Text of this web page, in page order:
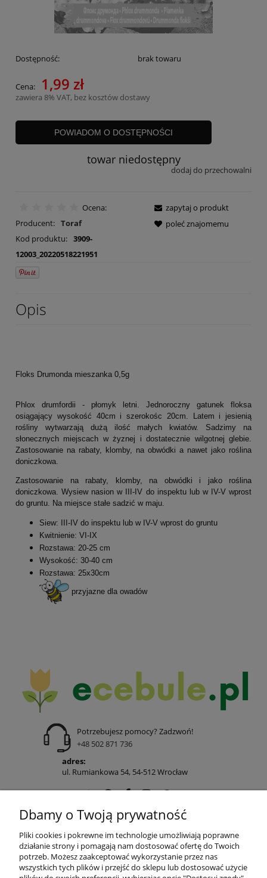
Dostępność: brak towaru
Cena: 1,99 zł
zawiera 8% VAT, bez kosztów dostawy
POWIADOM O DOSTĘPNOŚCI
towar niedostępny
dodaj do przechowalni
Ocena:
Producent: Toraf
Kod produktu: 3909-
12003_20220518221951
zapytaj o produkt
poleć znajomemu
Opis
Floks Drumonda mieszanka 0,5g
Phlox drumfordii - płomyk letni. Jednoroczny gatunek floksa
osiągający wysokość 40cm i szerokośc 20cm. Latem i jesienią
rośliny wytwarzają dużą ilość małych kwiatów. Sadzimy na
słonecznych miejscach w żyznej i dostatecznie wilgotnej glebie.
Zastosowanie na rabaty, klomby, na obwódki a nawet jako roślina
doniczkowa.
Zastosowanie na rabaty, klomby, na obwódki i jako roślina
doniczkowa. Wysiew nasion w III-IV do inspektu lub w IV-V wprost
do gruntu. Na miejsce stałe sadzić w maju.
Siew: III-IV do inspektu lub w IV-V wprost do gruntu
Kwitnienie: VI-IX
Rozstawa: 20-25 cm
Wysokość: 30-40 cm
Rozstawa: 25x30cm
przyjazne dla owadów
Potrzebujesz pomocy? Zadzwoń!
+48 502 871 736
adres:
ul. Rumiankowa 54, 54-512 Wrocław
POMOC
MOJE KONTO
Dbamy o Twoją prywatność
Pliki cookies i pokrewne im technologie umożliwiają poprawne
działanie strony i pomagają nam dostosować ofertę do Twoich
potrzeb. Możesz zaakceptować wykorzystanie przez nas
wszystkich tych plików i przejść do sklepu lub dostosować użycie